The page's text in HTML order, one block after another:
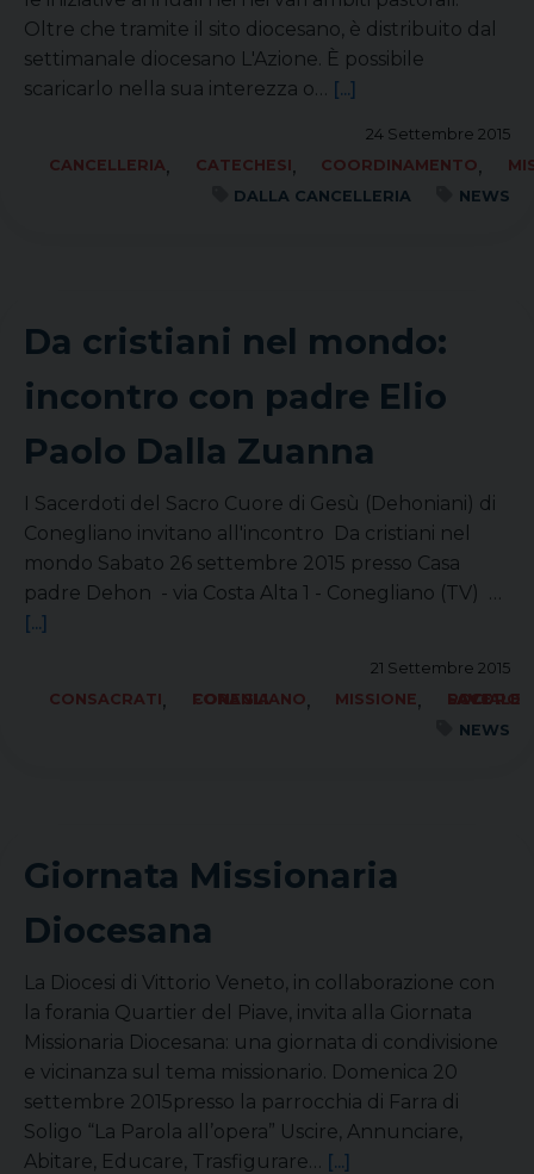
Oltre che tramite il sito diocesano, è distribuito dal
settimanale diocesano L'Azione. È possibile
scaricarlo nella sua interezza o… [...]
24 Settembre 2015
CANCELLERIA, CATECHESI, COORDINAMENTO,
DALLA CANCELLERIA
NEWS
Da cristiani nel mondo:
incontro con padre Elio
Paolo Dalla Zuanna
I Sacerdoti del Sacro Cuore di Gesù (Dehoniani) di
Conegliano invitano all'incontro Da cristiani nel
mondo Sabato 26 settembre 2015 presso Casa
padre Dehon - via Costa Alta 1 - Conegliano (TV) …
[...]
21 Settembre 2015
CONSACRATI, FORANIA CONEGLIANO, MISSIONE,
SOCIALE LAVORO PACE
NEWS
Giornata Missionaria
Diocesana
La Diocesi di Vittorio Veneto, in collaborazione con
la forania Quartier del Piave, invita alla Giornata
Missionaria Diocesana: una giornata di condivisione
e vicinanza sul tema missionario. Domenica 20
settembre 2015presso la parrocchia di Farra di
Soligo “La Parola all’opera” Uscire, Annunciare,
Abitare, Educare, Trasfigurare… [...]